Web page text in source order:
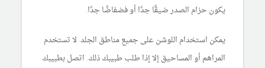
يكون حزام الصدر ضيقًا جدًا أو فضفاضًا جدًا.
يمكن استخدام اللوشن على جميع مناطق الجلد. لا تستخدم
المراهم أو المساحيق إلا إذا طلب طبيبك ذلك. اتصل بطبيبك